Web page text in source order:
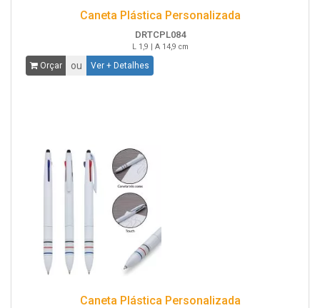
Caneta Plástica Personalizada
DRTCPL084
L 1,9 | A 14,9 cm
Orçar ou Ver + Detalhes
Caneta Plástica Personalizada